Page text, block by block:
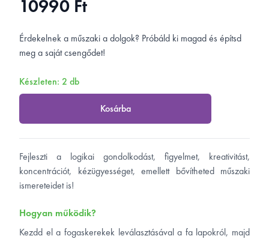
10990 Ft
Rövid leírás
Érdekelnek a műszaki a dolgok? Próbáld ki magad és építsd
meg a saját csengődet!
Készleten: 2 db
Kosárba
Fejleszti a logikai gondolkodást, figyelmet, kreativitást,
koncentrációt, kézügyességet, emellett bővítheted műszaki
ismereteidet is!
Hogyan működik?
Kezdd el a fogaskerekek leválasztásával a fa lapokról, majd